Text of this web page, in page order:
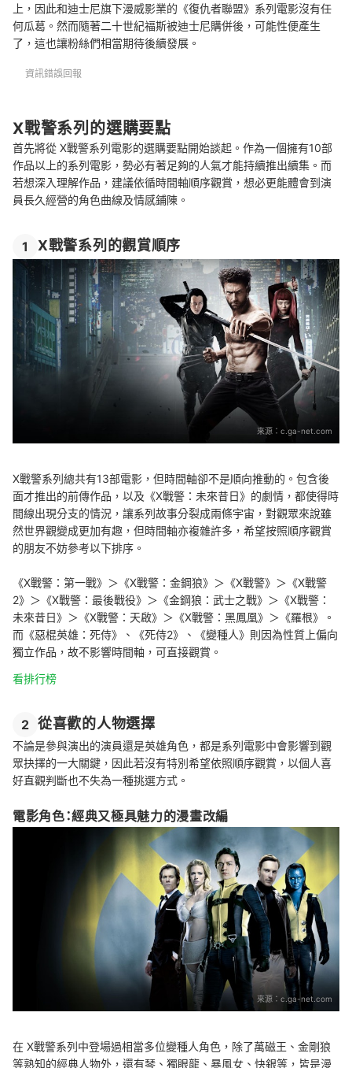
上，因此和迪士尼旗下漫威影業的《復仇者聯盟》系列電影沒有任
何瓜葛。然而隨著二十世紀福斯被迪士尼購併後，可能性便產生
了，這也讓粉絲們相當期待後續發展。
資訊錯誤回報
X戰警系列的選購要點
首先將從 X戰警系列電影的選購要點開始談起。作為一個擁有10部
作品以上的系列電影，勢必有著足夠的人氣才能持續推出續集。而
若想深入理解作品，建議依循時間軸順序觀賞，想必更能體會到演
員長久經營的角色曲線及情感鋪陳。
1 X戰警系列的觀賞順序
來源： c.ga-net.com
X戰警系列總共有13部電影，但時間軸卻不是順向推動的。包含後
面才推出的前傳作品，以及《X戰警：未來昔日》的劇情，都使得時
間線出現分支的情況，讓系列故事分裂成兩條宇宙，對觀眾來說雖
然世界觀變成更加有趣，但時間軸亦複雜許多，希望按照順序觀賞
的朋友不妨參考以下排序。
《X戰警：第一戰》＞《X戰警：金鋼狼》＞《X戰警》＞《X戰警
2》＞《X戰警：最後戰役》＞《金鋼狼：武士之戰》＞《X戰警：
未來昔日》＞《X戰警：天啟》＞《X戰警：黑鳳凰》＞《羅根》。
而《惡棍英雄：死侍》、《死侍2》、《變種人》則因為性質上偏向
獨立作品，故不影響時間軸，可直接觀賞。
看排行榜
2 從喜歡的人物選擇
不論是參與演出的演員還是英雄角色，都是系列電影中會影響到觀
眾抉擇的一大關鍵，因此若沒有特別希望依照順序觀賞，以個人喜
好直觀判斷也不失為一種挑選方式。
電影角色：經典又極具魅力的漫畫改編
來源： c.ga-net.com
在 X戰警系列中登場過相當多位變種人角色，除了萬磁王、金剛狼
等熟知的經典人物外，還有琴、獨眼龍、暴風女、快銀等，皆是漫